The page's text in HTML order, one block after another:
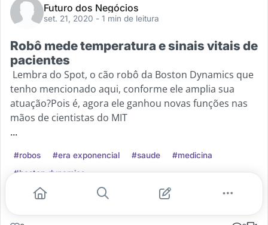
Futuro dos Negócios
set. 21, 2020 - 1 min de leitura
Robô mede temperatura e sinais vitais de
pacientes
Lembra do Spot, o cão robô da Boston Dynamics que
tenho mencionado aqui, conforme ele amplia sua
atuação?Pois é, agora ele ganhou novas funções nas
mãos de cientistas do MIT
...
#robos #era exponencial #saude
#medicina
#boston dynamics
Leia mais